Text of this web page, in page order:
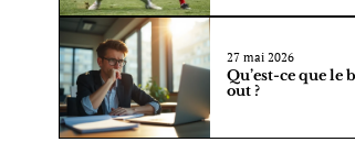
27 mai 2026
Qu’est-ce que le
out ?